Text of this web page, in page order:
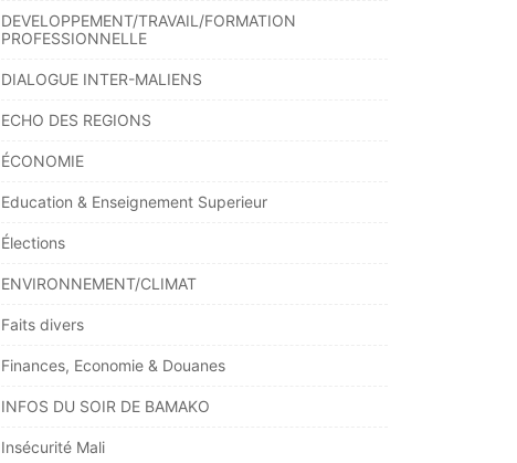
DEVELOPPEMENT/TRAVAIL/FORMATION
PROFESSIONNELLE
DIALOGUE INTER-MALIENS
ECHO DES REGIONS
ÉCONOMIE
Education & Enseignement Superieur
Élections
ENVIRONNEMENT/CLIMAT
Faits divers
Finances, Economie & Douanes
INFOS DU SOIR DE BAMAKO
Insécurité Mali